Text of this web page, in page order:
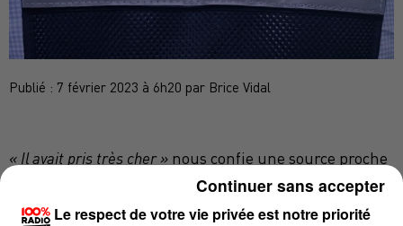
Publié : 7 février 2023 à 6h20 par Brice Vidal
« Il avait pris très cher » nous confie une source proche
du dossier habituée aux méthodes musclées du
grand banditisme.
Le respect de votre vie privée est notre priorité
Continuer sans accepter